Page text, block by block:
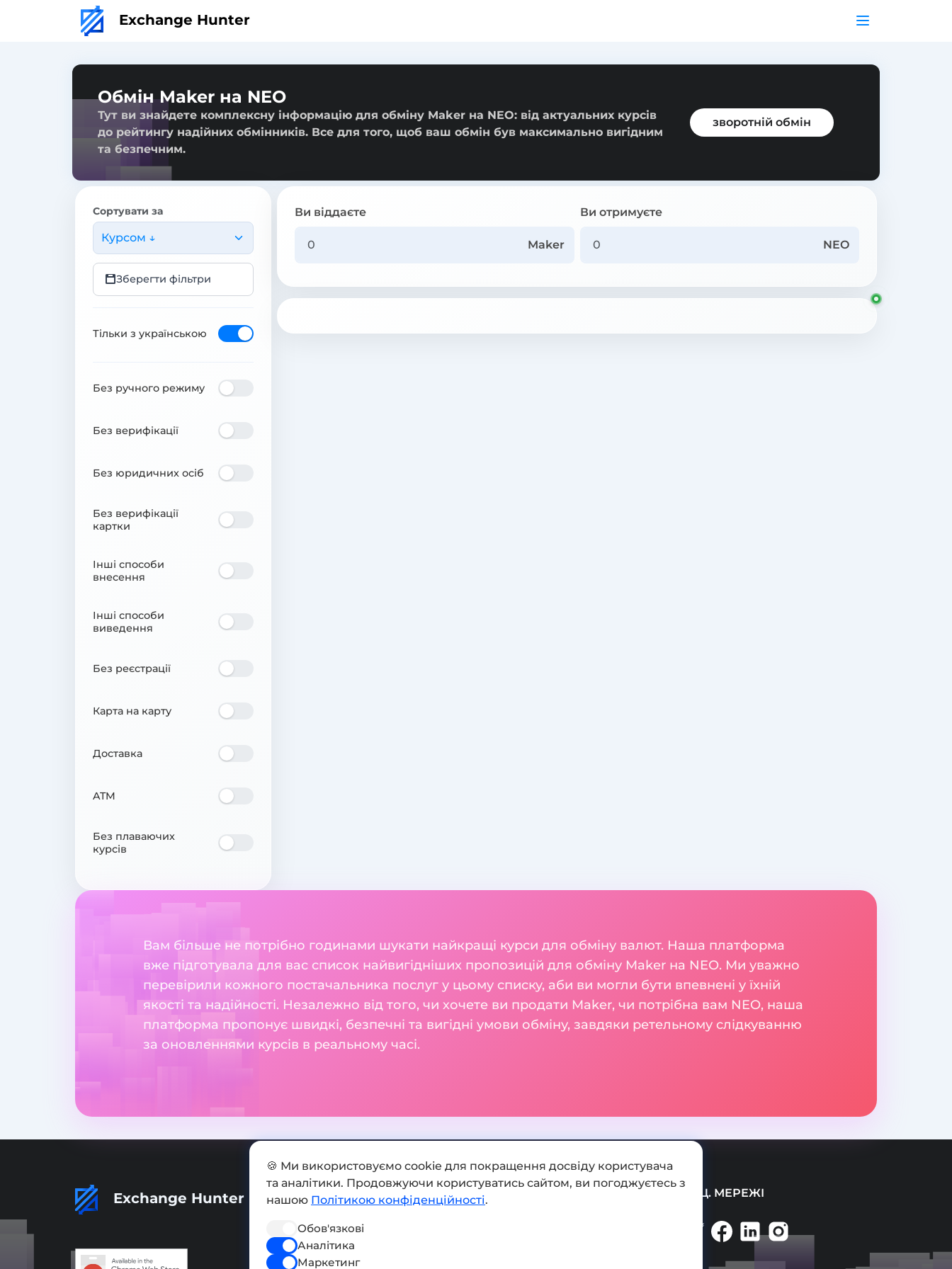
Exchange Hunter
Обмін Maker на NEO
Тут ви знайдете комплексну інформацію для обміну Maker на NEO: від актуальних курсів
до рейтингу надійних обмінників. Все для того, щоб ваш обмін був максимально вигідним
та безпечним.
зворотній обмін
Сортувати за
Курсом ↓
Зберегти фільтри
Тільки з українською
Без ручного режиму
Без верифікації
Без юридичних осіб
Без верифікації
картки
Інші способи
внесення
Інші способи
виведення
Без реєстрації
Карта на карту
Доставка
ATM
Без плаваючих
курсів
Ви віддаєте
Maker
Ви отримуєте
NEO
Вам більше не потрібно годинами шукати найкращі курси для обміну валют. Наша платформа
вже підготувала для вас список найвигідніших пропозицій для обміну Maker на NEO. Ми уважно
перевірили кожного постачальника послуг у цьому списку, аби ви могли бути впевнені у їхній
якості та надійності. Незалежно від того, чи хочете ви продати Maker, чи потрібна вам NEO, наша
платформа пропонує швидкі, безпечні та вигідні умови обміну, завдяки ретельному слідкуванню
за оновленнями курсів в реальному часі.
Exchange Hunter Додати обмінник СОЦ. МЕРЕЖІ
🍪 Ми використовуємо cookie для покращення досвіду користувача
та аналітики. Продовжуючи користуватись сайтом, ви погоджуєтесь з
нашою Політикою конфіденційності.
Обов'язкові
Аналітика
Маркетинг